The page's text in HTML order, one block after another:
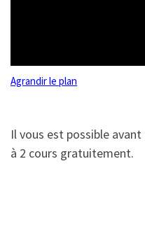
Agrandir le plan
Il vous est possible
à 2 cours gratuitement.